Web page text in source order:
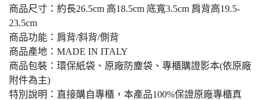
商品尺寸：約長26.5cm 高18.5cm 底寬3.5cm 肩背高19.5-
23.5cm
商品功能：肩背/斜背/側背
商品產地：MADE IN ITALY
商品包裝：環保紙袋、原廠防塵袋、專櫃購證影本(依原廠
附件為主)
特別說明：直接購自專櫃，本產品100%保證原廠專櫃真